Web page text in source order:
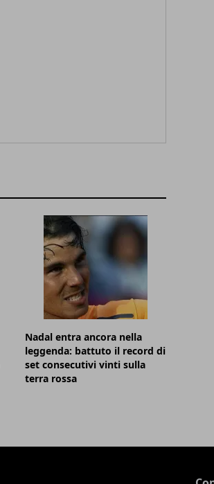
Nadal entra ancora nella
leggenda: battuto il record di
set consecutivi vinti sulla
terra rossa